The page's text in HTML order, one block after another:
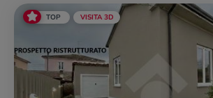
TOP VISITA 3D